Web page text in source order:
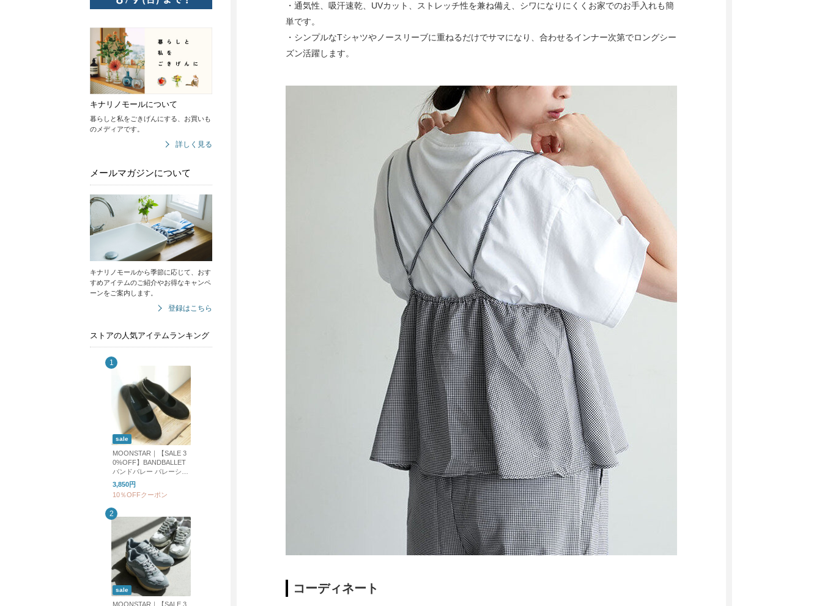
キナリノモールについて
暮らしと私をごきげんにする、お買いも
のメディアです。
詳しく見る
メールマガジンについて
キナリノモールから季節に応じて、おす
すめアイテムのご紹介やお得なキャンペ
ーンをご案内します。
登録はこちら
ストアの人気アイテムランキング
sale
MOONSTAR｜【SALE 3
0%OFF】BANDBALLET
バンドバレー バレーシュ
ーズ フラットシューズ b
andballet
3,850円
10％OFFクーポン
sale
MOONSTAR｜【SALE 3
・通気性、吸汗速乾、UVカット、ストレッチ性を兼ね備え、シワになりにくくお家でのお手入れも簡
単です。
・シンプルなTシャツやノースリーブに重ねるだけでサマになり、合わせるインナー次第でロングシー
ズン活躍します。
コーディネート